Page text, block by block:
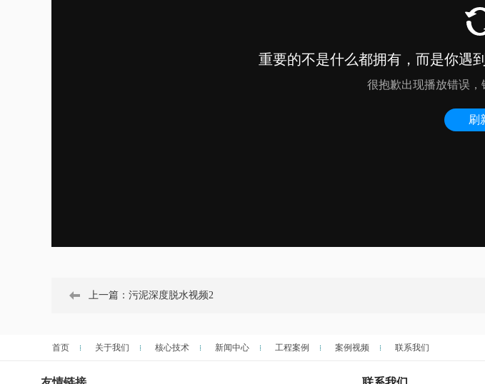
上一篇： 污泥深度脱水视频2
首页 关于我们 核心技术 新闻中心 工程案例 案例视频 联系我们